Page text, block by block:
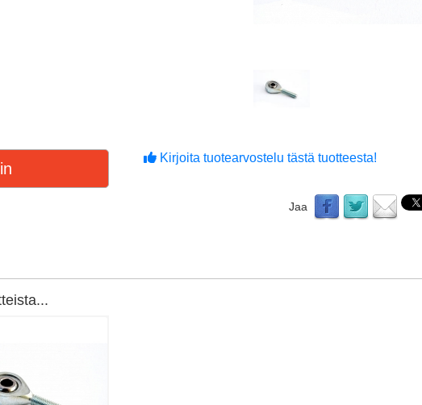
Kirjoita tuotearvostelu tästä tuotteesta!
Jaa